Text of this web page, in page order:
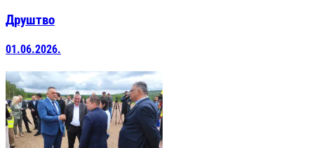
Друштво
01.06.2026.